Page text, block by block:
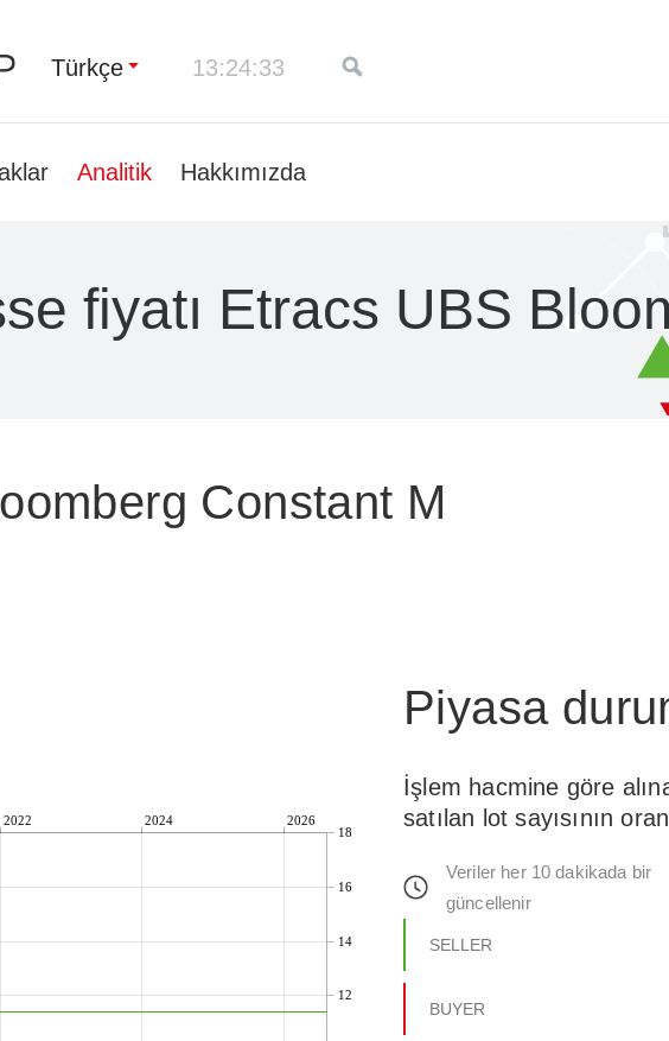
Türkçe 13:24:34
Analitik Hakkımızda
fiyatı Etracs UBS
Constant M
2022 2024 2026
12
14
16
18
Piyasa
İşlem hacmine göre
satılan lot sayısının
Veriler her 10 dakikada bir
güncellenir
SELLER
BUYER